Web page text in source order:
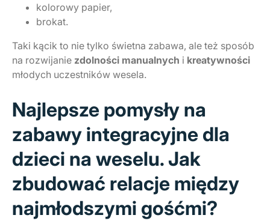
kolorowy papier,
brokat.
Taki kącik to nie tylko świetna zabawa, ale też sposób
na rozwijanie zdolności manualnych i kreatywności
młodych uczestników wesela.
Najlepsze pomysły na
zabawy integracyjne dla
dzieci na weselu. Jak
zbudować relacje między
najmłodszymi gośćmi?